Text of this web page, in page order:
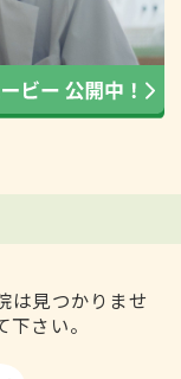
は見つかりませ
さい。